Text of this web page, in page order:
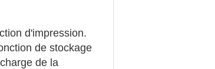
d'impression.
de stockage
de la